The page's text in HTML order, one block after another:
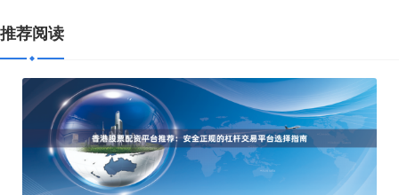
推荐阅读